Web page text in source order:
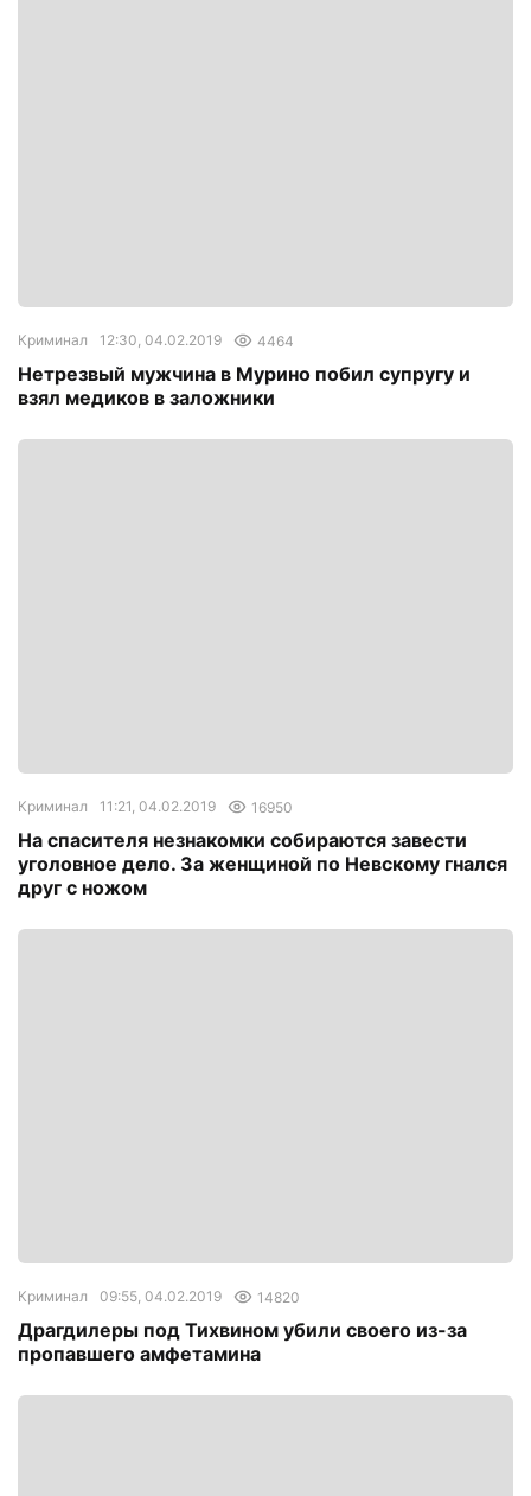
Криминал 12:30, 04.02.2019 4464
Нетрезвый мужчина в Мурино побил супругу и
взял медиков в заложники
Криминал 11:21, 04.02.2019 16950
На спасителя незнакомки собираются завести
уголовное дело. За женщиной по Невскому гнался
друг с ножом
Криминал 09:55, 04.02.2019 14820
Драгдилеры под Тихвином убили своего из-за
пропавшего амфетамина